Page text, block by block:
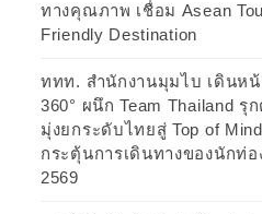
ทางคุณภาพ เชื่อม Asean
Friendly Destination
ททท. สำนักงานมุมไบ เดินห
360° ผนึก Team Thailand รุ
มุ่งยกระดับไทยสู่ Top of
กระตุ้นการเดินทางของนักท่อ
2569